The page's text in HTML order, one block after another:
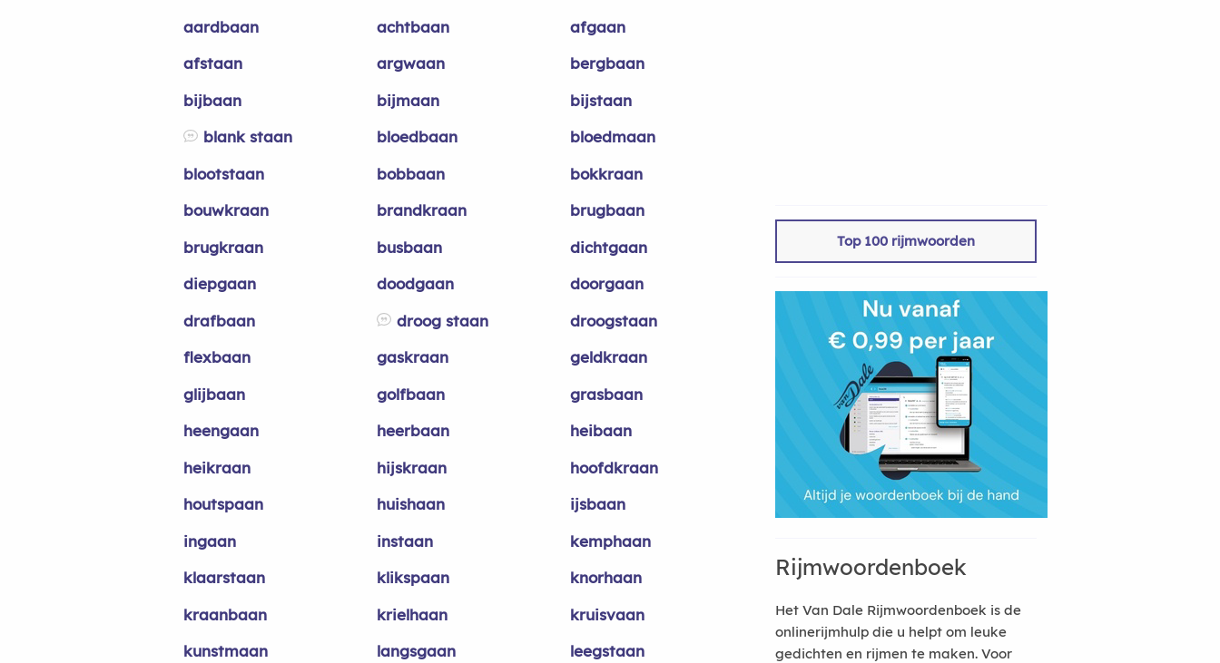
aardbaan
achtbaan
afgaan
afstaan
argwaan
bergbaan
bijbaan
bijmaan
bijstaan
blank staan
bloedbaan
bloedmaan
blootstaan
bobbaan
bokkraan
bouwkraan
brandkraan
brugbaan
brugkraan
busbaan
dichtgaan
diepgaan
doodgaan
doorgaan
drafbaan
droog staan
droogstaan
flexbaan
gaskraan
geldkraan
glijbaan
golfbaan
grasbaan
heengaan
heerbaan
heibaan
heikraan
hijskraan
hoofdkraan
houtspaan
huishaan
ijsbaan
ingaan
instaan
kemphaan
klaarstaan
klikspaan
knorhaan
kraanbaan
krielhaan
kruisvaan
kunstmaan
langsgaan
leegstaan
Top 100 rijmwoorden
Rijmwoordenboek
Het Van Dale Rijmwoordenboek is de
onlinerijmhulp die u helpt om leuke
gedichten en rijmen te maken. Voor